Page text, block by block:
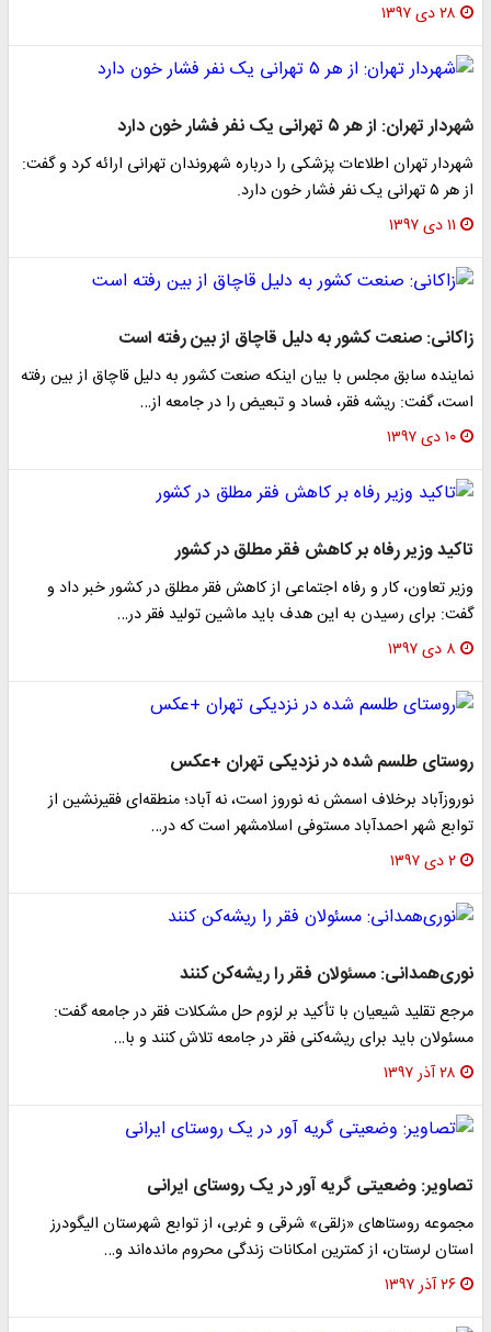
۲۸ دی ۱۳۹۷
شهردار تهران: از هر ۵ تهرانی یک نفر فشار خون دارد
شهردار تهران اطلاعات پزشکی را درباره شهروندان تهرانی ارائه کرد و گفت:
از هر ۵ تهرانی یک نفر فشار خون دارد.
۱۱ دی ۱۳۹۷
زاکانی: صنعت کشور به دلیل قاچاق از بین رفته است
نماینده سابق مجلس با بیان اینکه صنعت کشور به دلیل قاچاق از بین رفته
است، گفت: ریشه فقر، فساد و تبعیض را در جامعه از…
۱۰ دی ۱۳۹۷
تاکید وزیر رفاه بر کاهش فقر مطلق در کشور
وزیر تعاون، کار و رفاه اجتماعی از کاهش فقر مطلق در کشور خبر داد و
گفت: برای رسیدن به این هدف باید ماشین تولید فقر در…
۸ دی ۱۳۹۷
روستای طلسم شده در نزدیکی تهران +عکس
نوروزآباد برخلاف اسمش نه نوروز است، نه آباد؛ منطقه‌‌ای فقیرنشین از
توابع شهر احمدآباد مستوفی اسلامشهر است که در…
۲ دی ۱۳۹۷
نوری‌همدانی: مسئولان فقر را ریشه‌کن کنند
مرجع تقلید شیعیان با تأکید بر لزوم حل مشکلات فقر در جامعه گفت:
مسئولان باید برای ریشه‌کنی فقر در جامعه تلاش کنند و با…
۲۸ آذر ۱۳۹۷
تصاویر: وضعیتی گریه آور در یک روستای ایرانی
مجموعه روستاهای «زلقی» شرقی و غربی، از توابع شهرستان الیگودرز
استان لرستان، از کمترین امکانات زندگی محروم مانده‌اند و…
۲۶ آذر ۱۳۹۷